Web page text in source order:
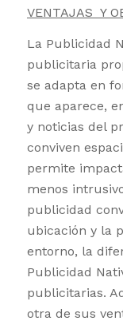
VENTAJAS Y
La Publicidad
publicitaria
se adapta en
que aparece,
y noticias del
conviven
permite
menos
publicidad
ubicación y la
entorno, la
Publicidad
publicitarias.
otra de sus